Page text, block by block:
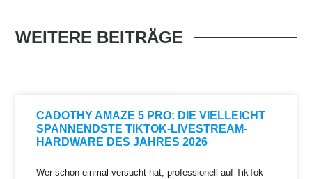
WEITERE BEITRÄGE
CADOTHY AMAZE 5 PRO: DIE VIELLEICHT
SPANNENDSTE TIKTOK-LIVESTREAM-
HARDWARE DES JAHRES 2026
Wer schon einmal versucht hat, professionell auf TikTok